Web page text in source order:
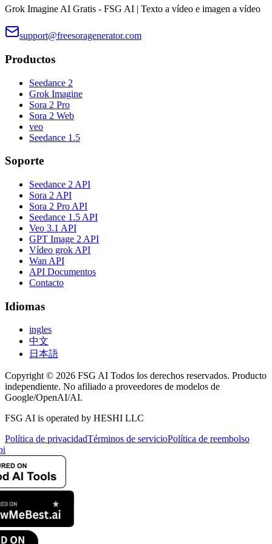
Grok Imagine AI Gratis - FSG AI | Texto a vídeo e imagen a vídeo
support@freesoragenerator.com
Productos
Seedance 2
Grok Imagine
Sora 2 Pro
Sora 2 Web
veo
Seedance 1.5
Soporte
Seedance 2 API
Sora 2 API
Sora 2 Pro API
Seedance 1.5 API
Veo 3.1 API
GPT Image 2 API
Vídeo grok API
Wan API
API Documentos
Contacto
Idiomas
ingles
中文
日本語
Copyright © 2026 FSG AI Todos los derechos reservados. Producto
independiente. No afiliado a proveedores de modelos de
Google/OpenAI/AI.
FSG AI is operated by HESHI LLC
Política de privacidadTérminos de servicioPolítica de reembolso